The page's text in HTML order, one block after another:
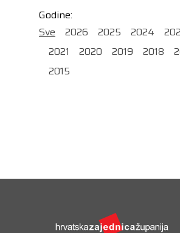
Godine:
Sve
2026 2025 2024
2021
2020 2019 2018
2015